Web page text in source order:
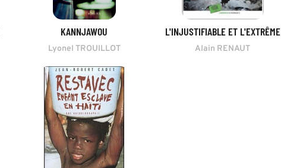
KANNJAWOU
Lyonel TROUILLOT
L'INJUSTIFIABLE ET L'EXTRÊME
Alain RENAUT